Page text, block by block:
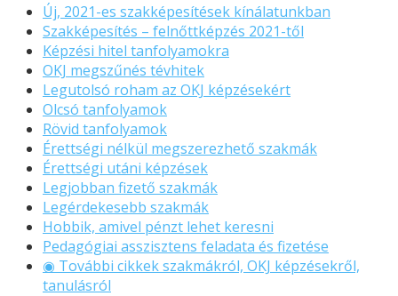
Új, 2021-es szakképesítések kínálatunkban
Szakképesítés – felnőttképzés 2021-től
Képzési hitel tanfolyamokra
OKJ megszűnés tévhitek
Legutolsó roham az OKJ képzésekért
Olcsó tanfolyamok
Rövid tanfolyamok
Érettségi nélkül megszerezhető szakmák
Érettségi utáni képzések
Legjobban fizető szakmák
Legérdekesebb szakmák
Hobbik, amivel pénzt lehet keresni
Pedagógiai asszisztens feladata és fizetése
◉ További cikkek szakmákról, OKJ képzésekről,
tanulásról